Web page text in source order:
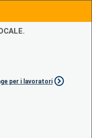
per i lavoratori